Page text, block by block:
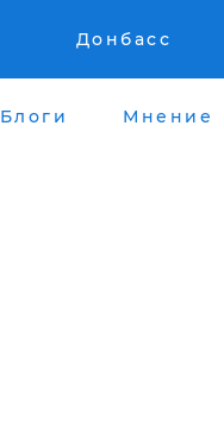
Донбасс
Блоги Мнение